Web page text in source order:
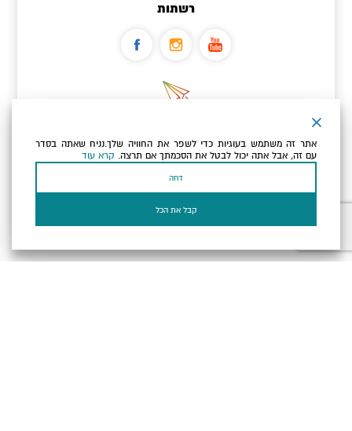
רשתות
כתובת הדוא"ל שלך
אני מאשר/ת שקראתי ומסכים/הלמדיניות הפרטיות ולמדיניות
אתר זה משתמש בעוגיות כדי לשפר את החוויה שלך.נניח שאתה בסדר
עם זה, אבל אתה יכול לבטל את הסכמתך אם תרצה. קרא עוד
דחה
קבל את הכל